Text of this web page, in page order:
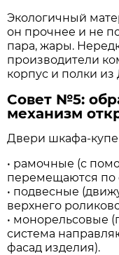
Экологичный
он прочнее и не
пара, жары.
производители
корпус и полки
Совет №5:
механизм
Двери шкафа-купе
• рамочные (с
перемещаются по
• подвесные
верхнего
• монорельсовые
система
фасад изделия).